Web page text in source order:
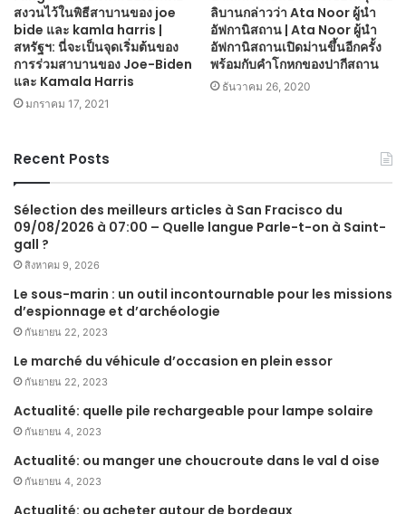
สงวนไว้ในพิธีสาบานของ joe
bide และ kamla harris |
สหรัฐฯ: นี่จะเป็นจุดเริ่มต้นของ
การร่วมสาบานของ Joe-Biden
และ Kamala Harris
มกราคม 17, 2021
ลิบานกล่าวว่า Ata Noor ผู้นำ
อัฟกานิสถาน | Ata Noor ผู้นำ
อัฟกานิสถานเปิดม่านขึ้นอีกครั้ง
พร้อมกับคำโกหกของปากีสถาน
ธันวาคม 26, 2020
Recent Posts
Sélection des meilleurs articles à San Fracisco du
09/08/2026 à 07:00 – Quelle langue Parle-t-on à Saint-
gall ?
สิงหาคม 9, 2026
Le sous-marin : un outil incontournable pour les missions
d’espionnage et d’archéologie
กันยายน 22, 2023
Le marché du véhicule d’occasion en plein essor
กันยายน 22, 2023
Actualité: quelle pile rechargeable pour lampe solaire
กันยายน 4, 2023
Actualité: ou manger une choucroute dans le val d oise
กันยายน 4, 2023
Actualité: ou acheter autour de bordeaux